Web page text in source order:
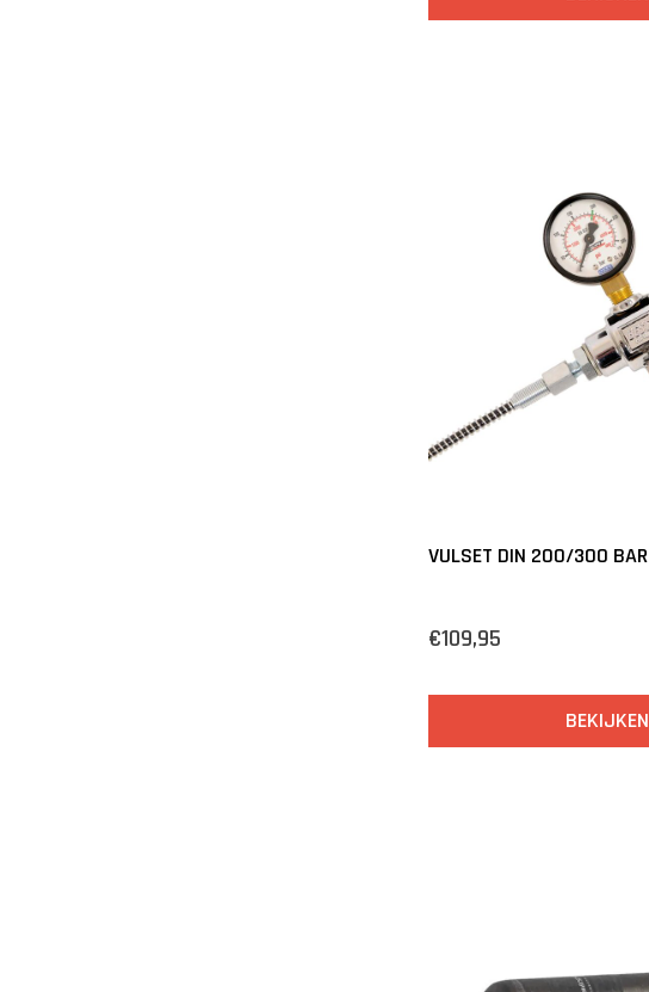
VULSET DIN 200/300 BAR
€109,95
BEKIJKEN